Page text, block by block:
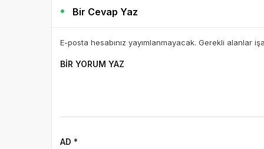
Bir Cevap Yaz
E-posta hesabınız yayımlanmayacak. Gerekli alanlar
BIR YORUM YAZ
AD *